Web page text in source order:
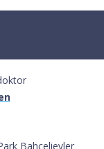
Bahçelievler